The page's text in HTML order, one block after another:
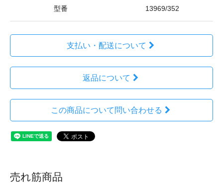
型番 13969/352
支払い・配送について
返品について
この商品について問い合わせる
売れ筋商品